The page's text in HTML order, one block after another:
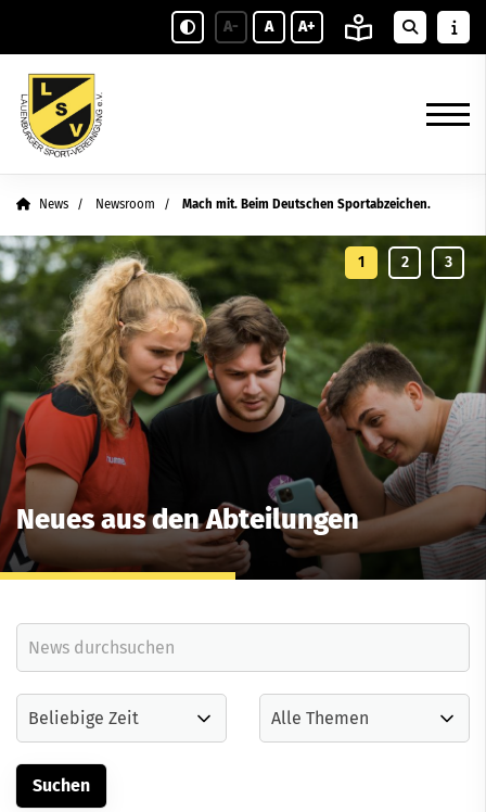
A- A A+
News Newsroom Mach mit. Beim Deutschen Sportabzeichen.
Neues aus den Abteilungen